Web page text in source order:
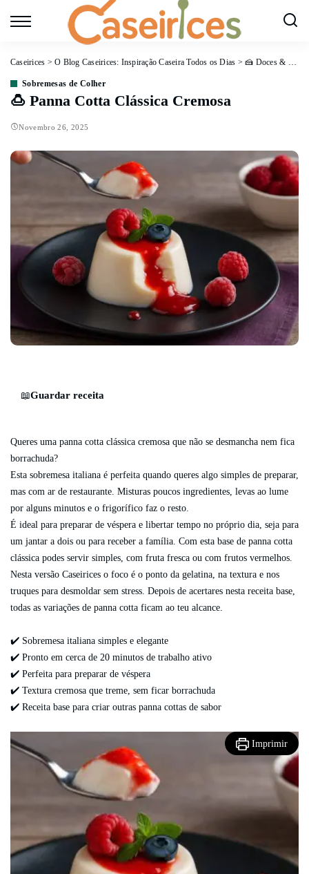
Caseirices >O Blog Caseirices: Inspiração Caseira Todos os Dias >🍰 Doces & Sobremesas
Sobremesas de Colher
🍮 Panna Cotta Clássica Cremosa
Novembro 26, 2025
📖Guardar receita
Queres uma panna cotta clássica cremosa que não se desmancha nem fica
borrachuda?
Esta sobremesa italiana é perfeita quando queres algo simples de preparar,
mas com ar de restaurante. Misturas poucos ingredientes, levas ao lume
por alguns minutos e o frigorífico faz o resto.
É ideal para preparar de véspera e libertar tempo no próprio dia, seja para
um jantar a dois ou para receber a família. Com esta base de panna cotta
clássica podes servir simples, com fruta fresca ou com frutos vermelhos.
Nesta versão Caseirices o foco é o ponto da gelatina, na textura e nos
truques para desmoldar sem stress. Depois de acertares nesta receita base,
todas as variações de panna cotta ficam ao teu alcance.
✔️ Sobremesa italiana simples e elegante
✔️ Pronto em cerca de 20 minutos de trabalho ativo
✔️ Perfeita para preparar de véspera
✔️ Textura cremosa que treme, sem ficar borrachuda
✔️ Receita base para criar outras panna cottas de sabor
Imprimir